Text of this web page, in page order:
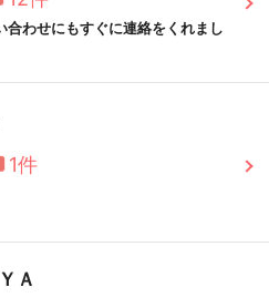
合わせにもすぐに連絡をくれまし
1件
Ａ